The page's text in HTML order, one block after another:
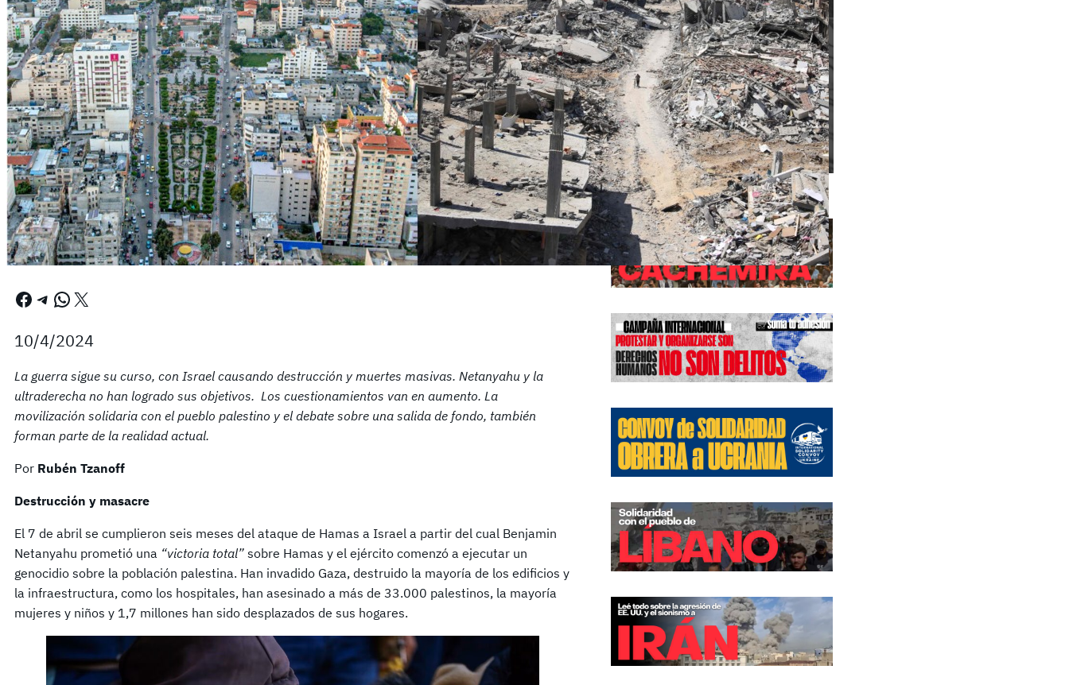
Facebook Telegram WhatsApp X
10/4/2024
La guerra sigue su curso, con Israel causando destrucción y muertes masivas. Netanyahu y la
ultraderecha no han logrado sus objetivos. Los cuestionamientos van en aumento. La
movilización solidaria con el pueblo palestino y el debate sobre una salida de fondo, también
forman parte de la realidad actual.
Por Rubén Tzanoff
Destrucción y masacre
El 7 de abril se cumplieron seis meses del ataque de Hamas a Israel a partir del cual Benjamin
Netanyahu prometió una “victoria total” sobre Hamas y el ejército comenzó a ejecutar un
genocidio sobre la población palestina. Han invadido Gaza, destruido la mayoría de los edificios y
la infraestructura, como los hospitales, han asesinado a más de 33.000 palestinos, la mayoría
mujeres y niños y 1,7 millones han sido desplazados de sus hogares.
Ediciones anteriores